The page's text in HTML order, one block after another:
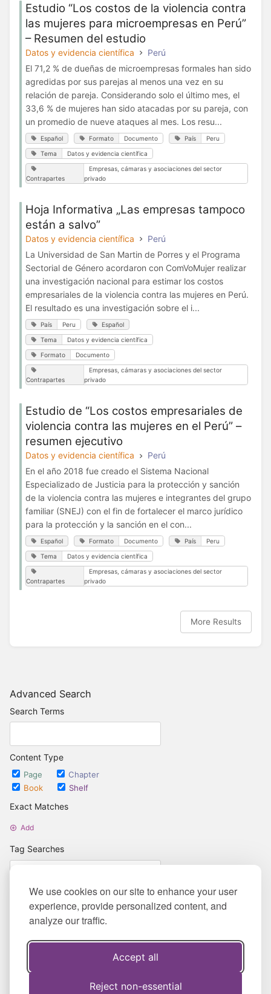
We use cookies on our site to enhance your user
experience, provide personalized content, and
analyze our traffic.
Accept all
Reject non-essential
Advanced Search
Search Terms
Content Type
Page
Chapter
Book
Shelf
Exact Matches
Add
Tag Searches
Add
Date Options
Set Date
Set Date
Estudio “Los costos de la violencia contra
las mujeres para microempresas en Perú”
– Resumen del estudio
Datos y evidencia científica
Perú
El 71,2 % de dueñas de microempresas formales han sido
agredidas por sus parejas al menos una vez en su
relación de pareja. Considerando solo el último mes, el
33,6 % de mujeres han sido atacadas por su pareja, con
un promedio de nueve ataques al mes. Los resu...
Español Formato Documento País Peru
Tema Datos y evidencia científica
Contrapartes
Empresas, cámaras y asociaciones del sector
privado
Hoja Informativa „Las empresas tampoco
están a salvo”
Datos y evidencia científica
Perú
La Universidad de San Martin de Porres y el Programa
Sectorial de Género acordaron con ComVoMujer realizar
una investigación nacional para estimar los costos
empresariales de la violencia contra las mujeres en Perú.
El resultado es una investigación sobre el i...
País Peru Español
Tema Datos y evidencia científica
Formato Documento
Contrapartes
Empresas, cámaras y asociaciones del sector
privado
Estudio de “Los costos empresariales de
violencia contra las mujeres en el Perú” –
resumen ejecutivo
Datos y evidencia científica
Perú
En el año 2018 fue creado el Sistema Nacional
Especializado de Justicia para la protección y sanción
de la violencia contra las mujeres e integrantes del grupo
familiar (SNEJ) con el fin de fortalecer el marco jurídico
para la protección y la sanción en el con...
Español Formato Documento País Peru
Tema Datos y evidencia científica
Contrapartes
Empresas, cámaras y asociaciones del sector
privado
More Results